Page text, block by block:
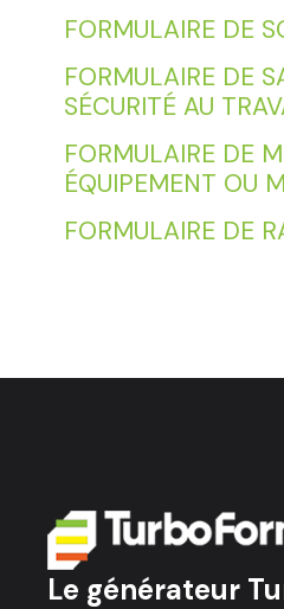
FORMULAIRE DE
FORMULAIRE DE
SÉCURITÉ AU
FORMULAIRE DE
ÉQUIPEMENT OU
FORMULAIRE DE
Le générateur